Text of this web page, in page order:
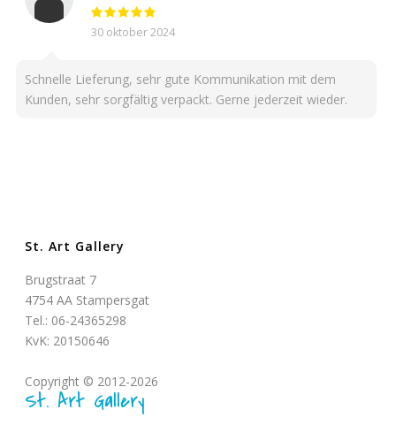
30 oktober 2024
Schnelle Lieferung, sehr gute Kommunikation mit dem
Kunden, sehr sorgfältig verpackt. Gerne jederzeit wieder.
St. Art Gallery
Brugstraat 7
4754 AA Stampersgat
Tel.: 06-24365298
KvK: 20150646
Copyright © 2012-2026
St. Art Gallery